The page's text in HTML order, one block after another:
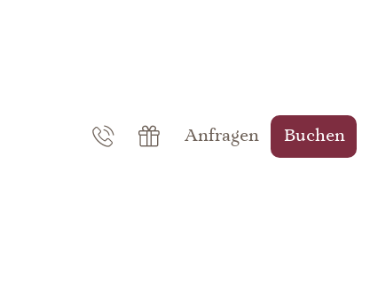
Anfragen Buchen